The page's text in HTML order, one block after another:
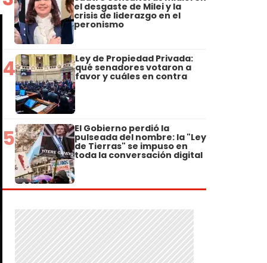
el desgaste de Milei y la
crisis de liderazgo en el
peronismo
4 Ley de Propiedad Privada:
qué senadores votaron a
favor y cuáles en contra
5 El Gobierno perdió la
pulseada del nombre: la "Ley
de Tierras" se impuso en
toda la conversación digital